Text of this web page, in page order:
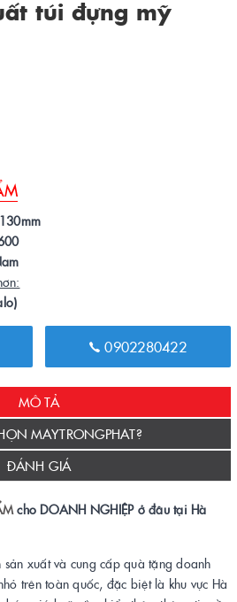
túi đựng mỹ
0902280422
MÔ TẢ
MAYTRONGPHAT?
ĐÁNH GIÁ
cho DOANH NGHIỆP ở đâu tại Hà
sản xuất và cung cấp quà tặng doanh
trên toàn quốc, đặc biệt là khu vực Hà